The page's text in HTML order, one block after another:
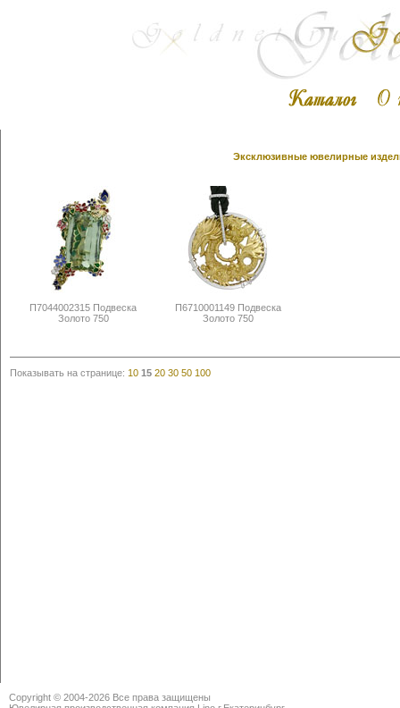
Эксклюзивные ювелирные
П7044002315 Подвеска
Золото 750
П6710001149 Подвеска
Золото 750
Показывать на странице: 10 15 20 30 50 100
Copyright © 2004-2026 Все права защищены